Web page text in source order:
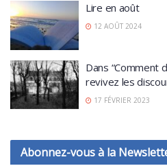
Lire en août
12 AOÛT 2024
Dans “Comment
revivez les
17 FÉVRIER 2023
Abonnez-vous à la